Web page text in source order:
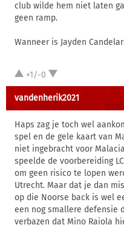
club wilde hem niet laten
geen ramp.
Wanneer is Jayden
+1/-0
vandenherik2021
Haps zag je toch wel
spel en de gele kaart van
niet ingebracht voor
speelde de voorbereiding
om geen risico te lopen
Utrecht. Maar dat je dan
op die Noorse back is wel
een nog smallere defensie
verbazen dat Mino Raiola